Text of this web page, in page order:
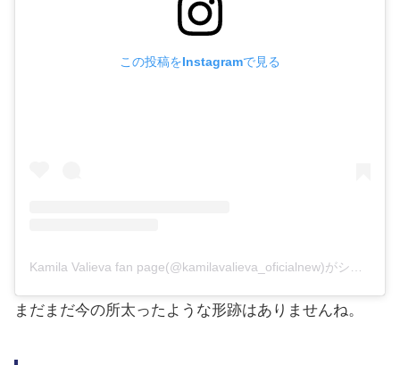
この投稿をInstagramで見る
Kamila Valieva fan page(@kamilavalieva_oficialnew)がシェアした投稿
まだまだ今の所太ったような形跡はありませんね。